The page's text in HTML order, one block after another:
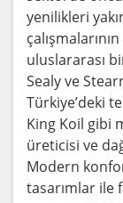
yenilikleri
uluslararası
Sealy ve
Türkiye’deki
King Koil gibi
üreticisi ve
Modern
tasarımlar ile